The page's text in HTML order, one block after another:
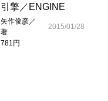
引擎／ENGINE
矢作俊彦／
著
781円
2015/01/28